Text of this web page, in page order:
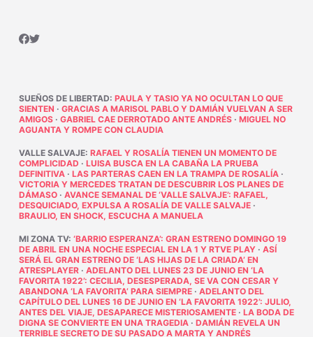
SUEÑOS DE LIBERTAD: PAULA Y TASIO YA NO OCULTAN LO QUE
SIENTEN · GRACIAS A MARISOL PABLO Y DAMIÁN VUELVAN A SER
AMIGOS· GABRIEL CAE DERROTADO ANTE ANDRÉS· MIGUEL NO
AGUANTA Y ROMPE CON CLAUDIA
VALLE SALVAJE: RAFAEL Y ROSALÍA TIENEN UN MOMENTO DE
COMPLICIDAD · LUISA BUSCA EN LA CABAÑA LA PRUEBA
DEFINITIVA· LAS PARTERAS CAEN EN LA TRAMPA DE ROSALÍA·
VICTORIA Y MERCEDES TRATAN DE DESCUBRIR LOS PLANES DE
DÁMASO· AVANCE SEMANAL DE ‘VALLE SALVAJE’: RAFAEL,
DESQUICIADO, EXPULSA A ROSALÍA DE VALLE SALVAJE·
BRAULIO, EN SHOCK, ESCUCHA A MANUELA
MI ZONA TV: ‘BARRIO ESPERANZA’: GRAN ESTRENO DOMINGO 19
DE ABRIL EN UNA NOCHE ESPECIAL EN LA 1 Y RTVE PLAY· ASÍ
SERÁ EL GRAN ESTRENO DE ‘LAS HIJAS DE LA CRIADA’ EN
ATRESPLAYER· ADELANTO DEL LUNES 23 DE JUNIO EN ‘LA
FAVORITA 1922’: CECILIA, DESESPERADA, SE VA CON CESAR Y
ABANDONA ‘LA FAVORITA’ PARA SIEMPRE· ADELANTO DEL
CAPÍTULO DEL LUNES 16 DE JUNIO EN ‘LA FAVORITA 1922’: JULIO,
ANTES DEL VIAJE, DESAPARECE MISTERIOSAMENTE· LA BODA DE
DIGNA SE CONVIERTE EN UNA TRAGEDIA· DAMIÁN REVELA UN
TERRIBLE SECRETO DE SU PASADO A MARTA Y ANDRÉS